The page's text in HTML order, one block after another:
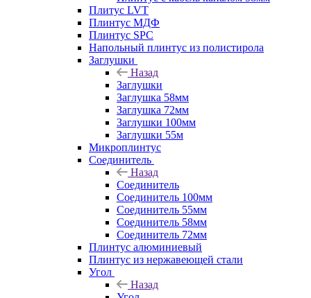
Плитус LVT
Плинтус МДФ
Плинтус SPC
Напольный плинтус из полистирола
Заглушки
Назад
Заглушки
Заглушка 58мм
Заглушка 72мм
Заглушки 100мм
Заглушки 55м
Микроплинтус
Соединитель
Назад
Соединитель
Соединитель 100мм
Соединитель 55мм
Соединитель 58мм
Соединитель 72мм
Плинтус алюминиевый
Плинтус из нержавеющей стали
Угол
Назад